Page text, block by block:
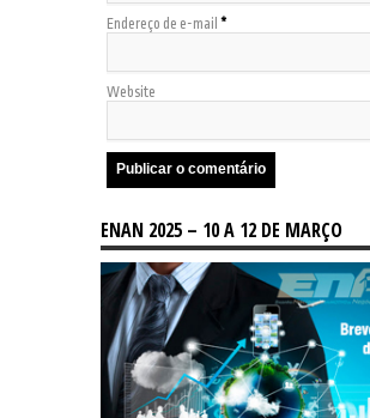
Endereço de e-mail *
Website
ENAN 2025 – 10 A 12 DE MARÇO